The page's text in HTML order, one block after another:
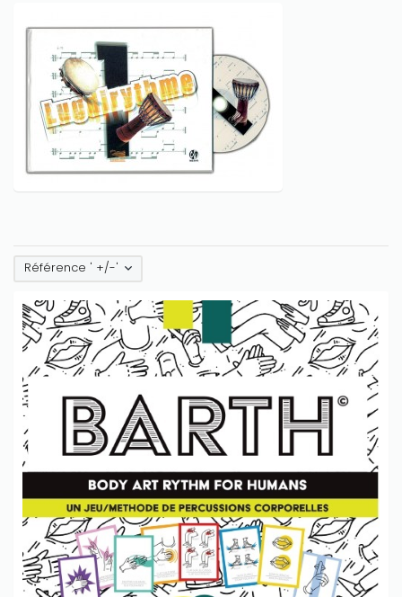
Référence ' +/-'